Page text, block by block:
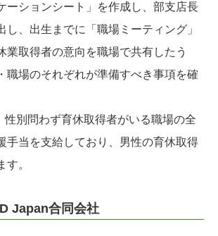
ーションシート」を作成し、部支店長
し、出生までに「職場ミーティング」
業取得者の意向を職場で共有したう
職場のそれぞれが準備すべき事項を確
性別問わず育休取得者がいる職場の全
手当を支給しており、男性の育休取得
す。
Japan合同会社